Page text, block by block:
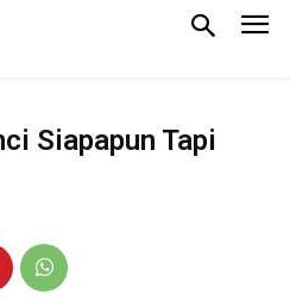
Siapapun Tapi